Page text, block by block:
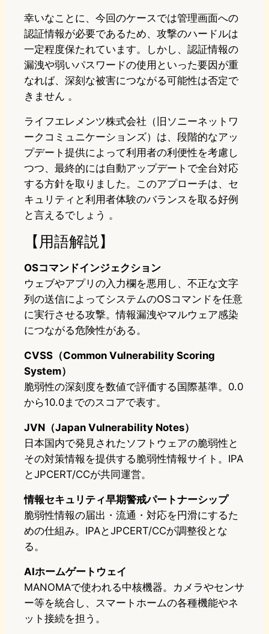
幸いなことに、今回のケースでは管理画面への
認証情報が必要であるため、攻撃のハードルは
一定程度保たれています。しかし、認証情報の
漏洩や弱いパスワードの使用といった要因が重
なれば、深刻な被害につながる可能性は否定で
きません 。​
ライフエレメンツ株式会社（旧ソニーネットワ
ークコミュニケーションズ）は、段階的なアッ
プデート提供によって利用者の利便性を考慮し
つつ、最終的には自動アップデートで全台対応
する方針を取りました。このアプローチは、セ
キュリティと利用者体験のバランスを取る好例
と言えるでしょう 。​
【用語解説】
OSコマンドインジェクション
ウェブやアプリの入力欄を悪用し、不正な文字
列の送信によってシステムのOSコマンドを任意
に実行させる攻撃。情報漏洩やマルウェア感染
につながる危険性がある。
CVSS（Common Vulnerability Scoring
System）
脆弱性の深刻度を数値で評価する国際基準。0.0
から10.0までのスコアで表す。
JVN（Japan Vulnerability Notes）
日本国内で発見されたソフトウェアの脆弱性と
その対策情報を提供する脆弱性情報サイト。IPA
とJPCERT/CCが共同運営。
情報セキュリティ早期警戒パートナーシップ
脆弱性情報の届出・流通・対応を円滑にするた
めの仕組み。IPAとJPCERT/CCが調整役とな
る。
AIホームゲートウェイ
MANOMAで使われる中核機器。カメラやセンサ
ー等を統合し、スマートホームの各種機能やネ
ット接続を担う。